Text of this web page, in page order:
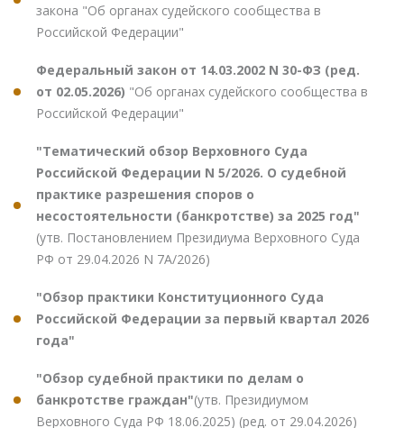
закона "Об органах судейского сообщества в
Российской Федерации"
Федеральный закон от 14.03.2002 N 30-ФЗ (ред.
от 02.05.2026) "Об органах судейского сообщества в
Российской Федерации"
"Тематический обзор Верховного Суда
Российской Федерации N 5/2026. О судебной
практике разрешения споров о
несостоятельности (банкротстве) за 2025 год"
(утв. Постановлением Президиума Верховного Суда
РФ от 29.04.2026 N 7А/2026)
"Обзор практики Конституционного Суда
Российской Федерации за первый квартал 2026
года"
"Обзор судебной практики по делам о
банкротстве граждан"(утв. Президиумом
Верховного Суда РФ 18.06.2025) (ред. от 29.04.2026)